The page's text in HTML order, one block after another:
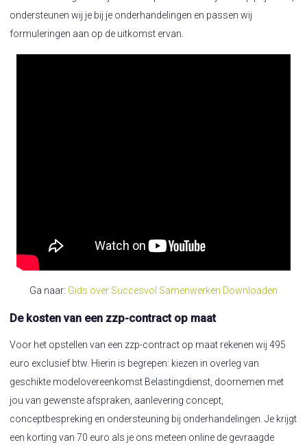
ondersteunen wij je bij je onderhandelingen en passen wij
formuleringen aan op de uitkomst ervan.
Ga naar: Gids over Succesvol Samenwerken Downloaden
De kosten van een zzp-contract op maat
Voor het opstellen van een zzp-contract op maat rekenen wij 495
euro exclusief btw. Hierin is begrepen: kiezen in overleg van
geschikte modelovereenkomst Belastingdienst, doornemen met
jou van gewenste afspraken, aanlevering concept,
conceptbespreking en ondersteuning bij onderhandelingen. Je krijgt
een korting van 70 euro als je ons meteen online de gevraagde